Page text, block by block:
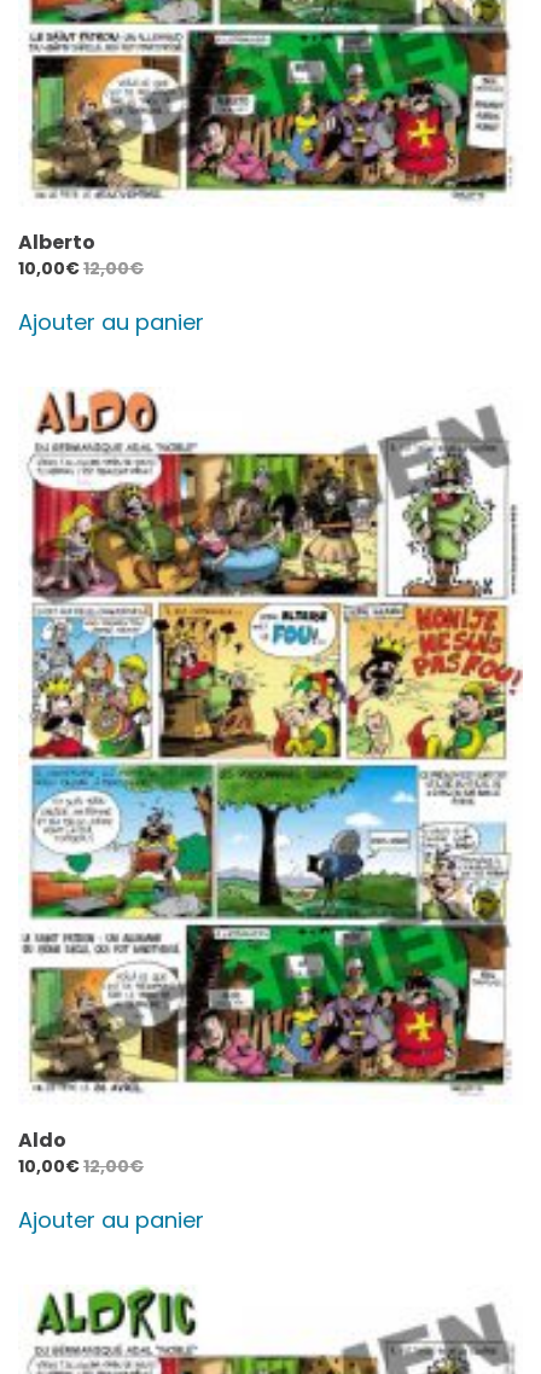
Alberto
10,00€12,00€
Ajouter au panier
Aldo
10,00€12,00€
Ajouter au panier